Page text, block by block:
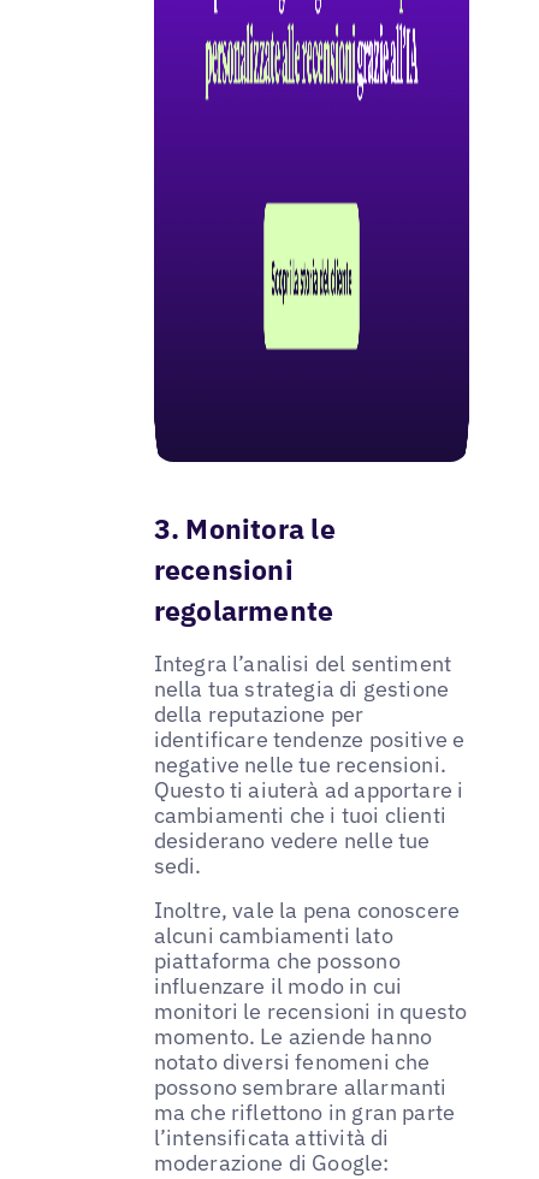
3. Monitora le
recensioni
regolarmente
Integra l’analisi del sentiment
nella tua strategia di gestione
della reputazione per
identificare tendenze positive e
negative nelle tue recensioni.
Questo ti aiuterà ad apportare i
cambiamenti che i tuoi clienti
desiderano vedere nelle tue
sedi.
Inoltre, vale la pena conoscere
alcuni cambiamenti lato
piattaforma che possono
influenzare il modo in cui
monitori le recensioni in questo
momento. Le aziende hanno
notato diversi fenomeni che
possono sembrare allarmanti
ma che riflettono in gran parte
l’intensificata attività di
moderazione di Google: